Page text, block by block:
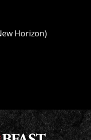
Horizon)